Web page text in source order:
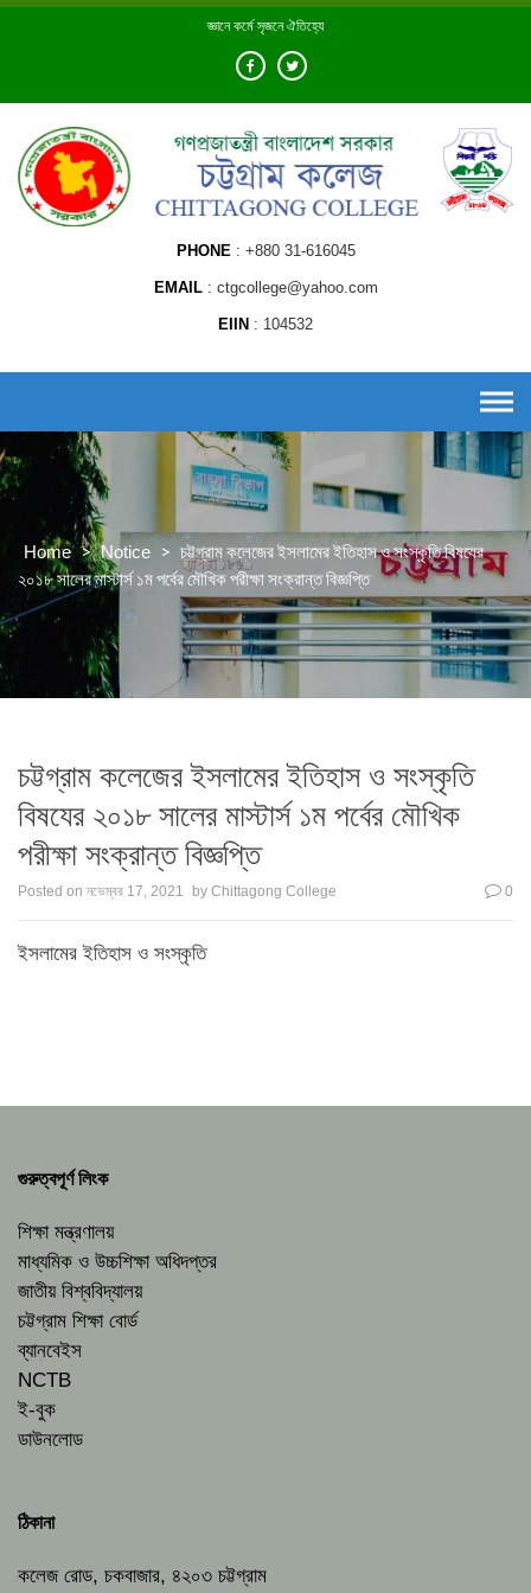
Skip
জ্ঞানে কর্মে সৃজনে ঐতিহ্যে
PHONE +880 31-616045
EMAIL ctgcollege@yahoo.com
EIIN 104532
Home > Notice > চট্টগ্রাম কলেজের ইসলামের ইতিহাস ও সংস্কৃতি বিষযের
২০১৮ সালের মাস্টার্স ১ম পর্বের মৌখিক পরীক্ষা সংক্রান্ত বিজ্ঞপ্তি
চট্টগ্রাম কলেজের ইসলামের ইতিহাস ও সংস্কৃতি
বিষযের ২০১৮ সালের মাস্টার্স ১ম পর্বের মৌখিক
পরীক্ষা সংক্রান্ত বিজ্ঞপ্তি
Posted on নভেম্বর 17, 2021 by Chittagong College 0
ইসলামের ইতিহাস ও সংস্কৃতি
গুরুত্বপূর্ণ লিংক
শিক্ষা মন্ত্রণালয়
মাধ্যমিক ও উচ্চশিক্ষা অধিদপ্তর
জাতীয় বিশ্ববিদ্যালয়
চট্টগ্রাম শিক্ষা বোর্ড
ব্যানবেইস
NCTB
ই-বুক
ডাউনলোড
ঠিকানা
কলেজ রোড, চকবাজার, ৪২০৩ চট্টগ্রাম